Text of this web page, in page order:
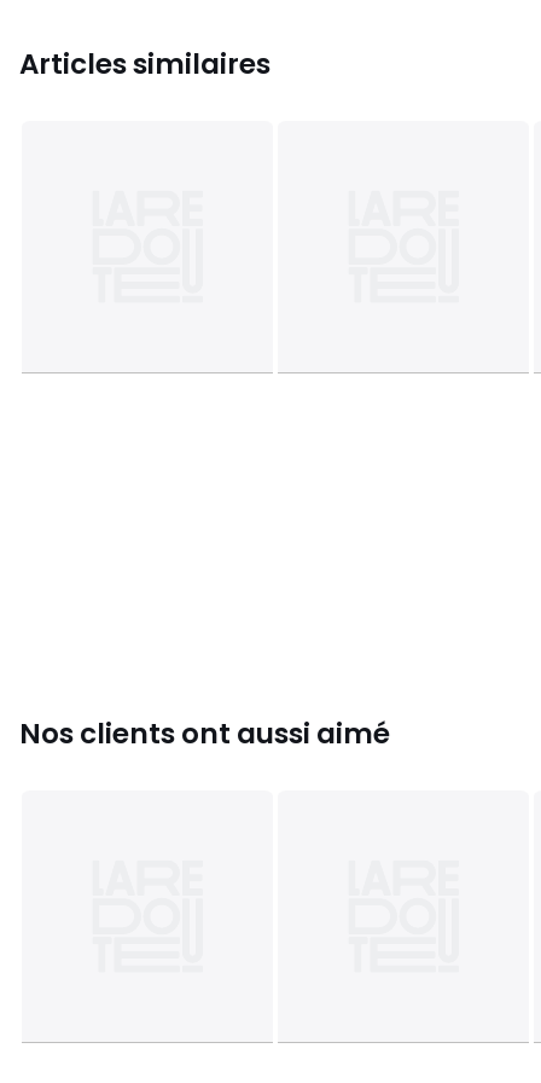
Articles similaires
Nos clients ont aussi aimé